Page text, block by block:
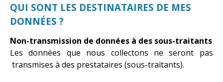
QUI SONT LES DESTINATAIRES DE MES
DONNÉES ?
Non-transmission de données à des sous-traitants
Les données que nous collectons ne seront pas
transmises à des prestataires (sous-traitants).